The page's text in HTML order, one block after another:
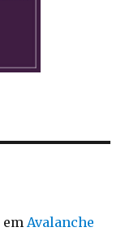
em Avalanche